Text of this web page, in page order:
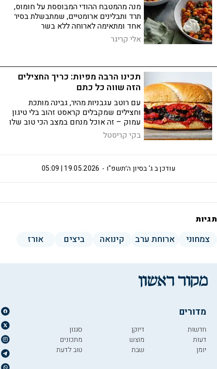
מנה מהמטבח ההודי המבוססת על חומוס,
תרד ותבלינים ארומטיים, שמתבשלת בסיר
אחד ומתאימה לארוחה ללא בשר
אלי קריגר
תכינו הרבה מפיות: כריך החצילים
הזה שווה כל כתם
עם רוטב עגבניות מהיר, גבינה מותכת
וחצילים שמקבלים קראסט זהוב בלי טיגון
עמוק – זה אוכל מנחם במצב הכי טוב שלו
בקי קריסטל
ג' בסיון ה׳תשפ"ו 19.05.2026 | 05:09 עודכן ב
תגיות
צמחוני ארוחת ערב קינואה ביצים אורז
מדורים
חדשות
דעות
יומן
דיוקן
מוצש
שבת
סגנון
מתכונים
טוב לדעת